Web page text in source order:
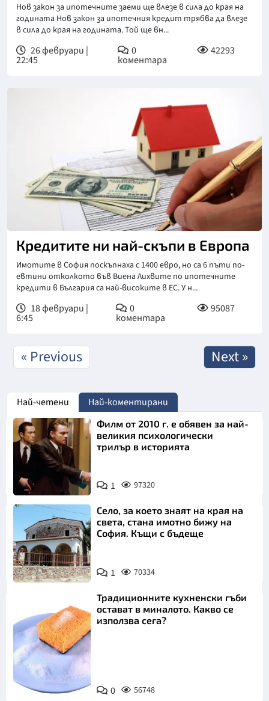
Нов закон за ипотечните заеми ще влезе в сила до края на
годината Нов закон за ипотечния кредит трябва да влезе
в сила до края на годината. Той ще вн...
26 февруари |
22:45
0
коментара
42293
Кредитите ни най-скъпи в Европа
Имотите в София поскъпнаха с 1400 евро, но са 6 пъти по-
евтини отколкото във Виена Лихвите по ипотечните
кредити в България са най-високите в ЕС. У н...
18 февруари |
6:45
0
коментара
95087
« Previous Next »
Най-четени Най-коментирани
Филм от 2010 г. е обявен за най-
великия психологически
трилър в историята
1 97320
Село, за което знаят на края на
света, стана имотно бижу на
София. Къщи с бъдеще
1 70334
Снимка:
Пиксабей
Традиционните кухненски гъби
остават в миналото. Какво се
използва сега?
0 56748